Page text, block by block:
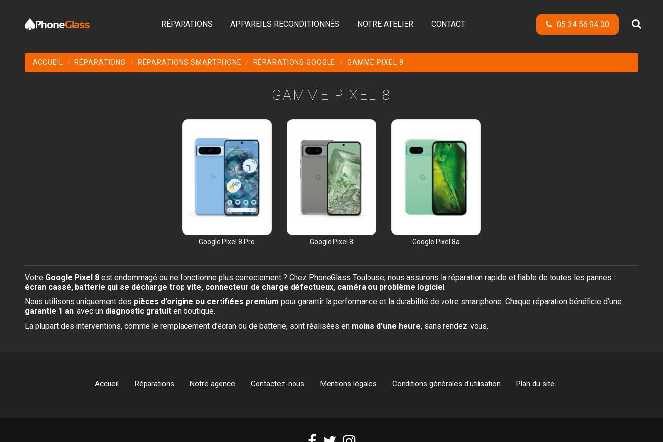
RÉPARATIONS APPAREILS RECONDITIONNÉS NOTRE ATELIER CONTACT 05 34 56 94 30
ACCUEIL RÉPARATIONS RÉPARATIONS SMARTPHONE RÉPARATIONS GOOGLE GAMME PIXEL 8
GAMME PIXEL 8
Google Pixel 8 Pro Google Pixel 8 Google Pixel 8a
Votre Google Pixel 8 est endommagé ou ne fonctionne plus correctement ? Chez PhoneGlass Toulouse, nous assurons la réparation rapide et fiable de toutes les pannes :
écran cassé, batterie qui se décharge trop vite, connecteur de charge défectueux, caméra ou problème logiciel.
Nous utilisons uniquement des pièces d’origine ou certifiées premium pour garantir la performance et la durabilité de votre smartphone. Chaque réparation bénéficie d’une
garantie 1 an, avec un diagnostic gratuit en boutique.
La plupart des interventions, comme le remplacement d’écran ou de batterie, sont réalisées en moins d’une heure, sans rendez-vous.
Accueil Réparations Notre agence Contactez-nous Mentions légales Conditions générales d'utilisation Plan du site